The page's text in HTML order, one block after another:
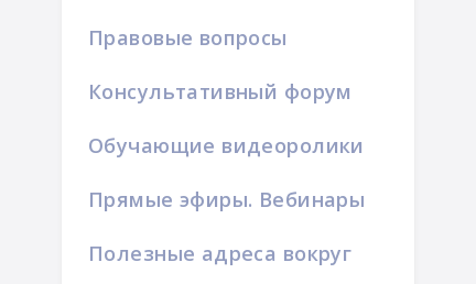
Правовые вопросы
Консультативный форум
Обучающие видеоролики
Прямые эфиры. Вебинары
Полезные адреса вокруг